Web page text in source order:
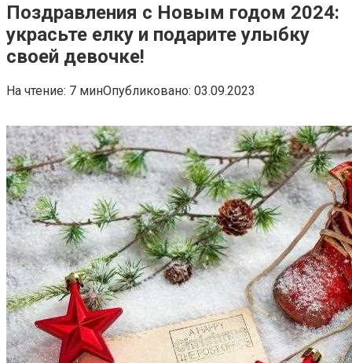
Поздравления с Новым годом 2024:
украсьте елку и подарите улыбку
своей девочке!
На чтение: 7 минОпубликовано: 03.09.2023